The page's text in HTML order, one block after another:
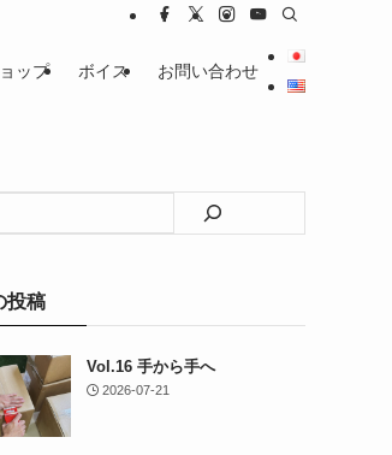
ップ ボイス お問い合わせ
投稿
Vol.16 手から手へ
2026-07-21